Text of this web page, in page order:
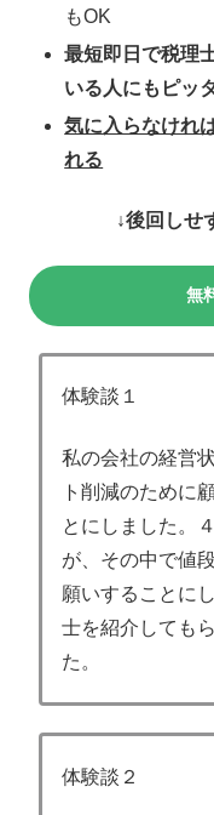
もOK
最短即日で税理
いる人にもピッ
気に入らなけれ
れる
↓後回しせ
無
体験談１
私の会社の経営
ト削減のために
とにしました。
が、その中で値
願いすることに
士を紹介しても
た。
体験談２